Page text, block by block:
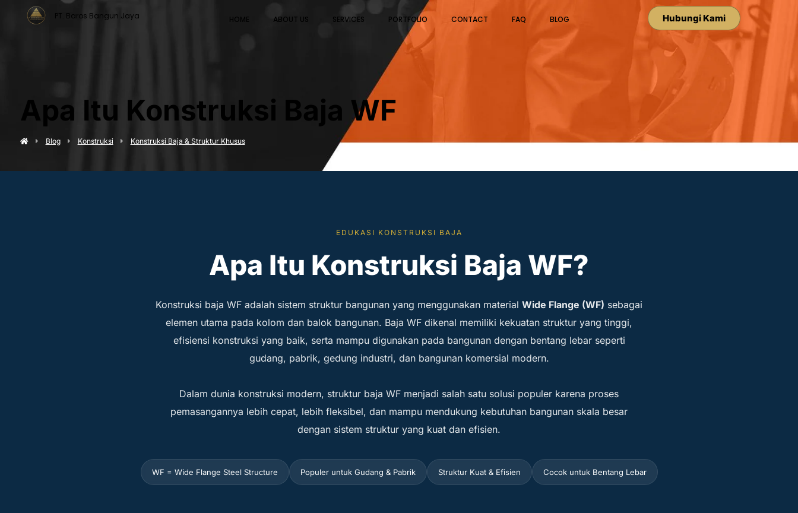
PT. Baros Bangun Jaya HOME ABOUT US SERVICES PORTFOLIO CONTACT FAQ BLOG Hubungi Kami
Apa Itu Konstruksi Baja WF
Blog Konstruksi Konstruksi Baja & Struktur Khusus
EDUKASI KONSTRUKSI BAJA
Apa Itu Konstruksi Baja WF?
Konstruksi baja WF adalah sistem struktur bangunan yang menggunakan material Wide Flange (WF) sebagai
elemen utama pada kolom dan balok bangunan. Baja WF dikenal memiliki kekuatan struktur yang tinggi,
efisiensi konstruksi yang baik, serta mampu digunakan pada bangunan dengan bentang lebar seperti
gudang, pabrik, gedung industri, dan bangunan komersial modern.
Dalam dunia konstruksi modern, struktur baja WF menjadi salah satu solusi populer karena proses
pemasangannya lebih cepat, lebih fleksibel, dan mampu mendukung kebutuhan bangunan skala besar
dengan sistem struktur yang kuat dan efisien.
WF = Wide Flange Steel Structure Populer untuk Gudang & Pabrik Struktur Kuat & Efisien Cocok untuk Bentang Lebar